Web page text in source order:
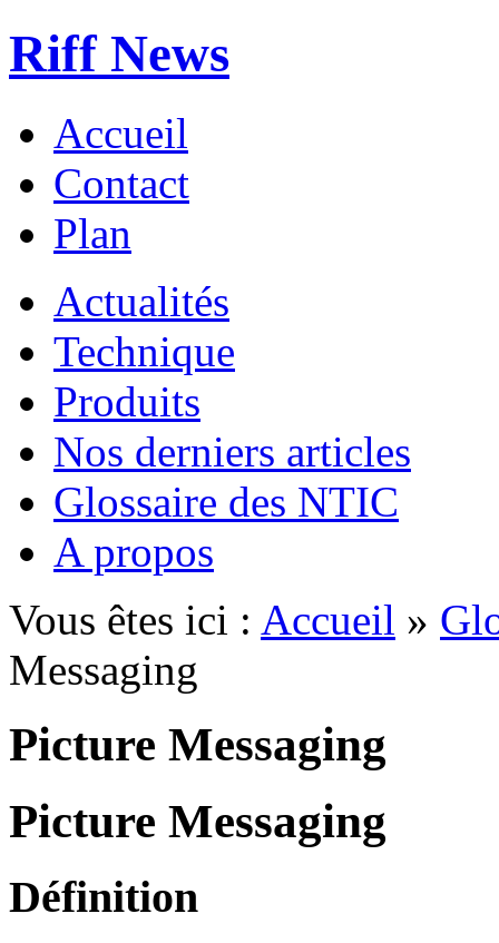
Riff News
Accueil
Contact
Plan
Actualités
Technique
Produits
Nos derniers articles
Glossaire des NTIC
A propos
Vous êtes ici : Accueil »
Messaging
Picture Messaging
Picture Messaging
Définition